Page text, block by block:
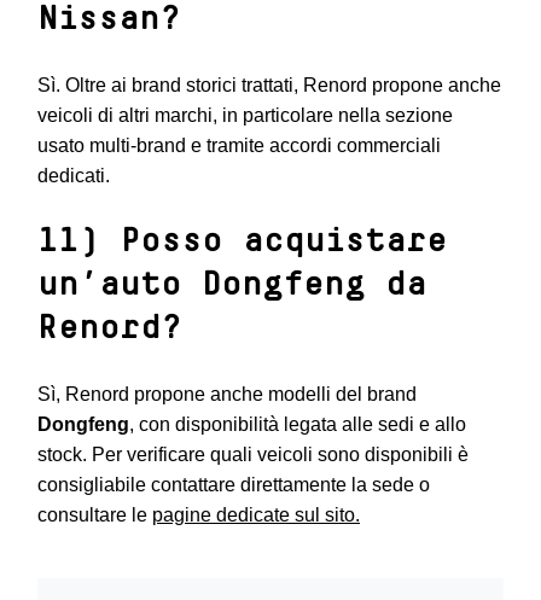
Nissan?
Sì. Oltre ai brand storici trattati, Renord propone anche
veicoli di altri marchi, in particolare nella sezione
usato multi-brand e tramite accordi commerciali
dedicati.
11) Posso acquistare
un’auto Dongfeng da
Renord?
Sì, Renord propone anche modelli del brand
Dongfeng, con disponibilità legata alle sedi e allo
stock. Per verificare quali veicoli sono disponibili è
consigliabile contattare direttamente la sede o
consultare le pagine dedicate sul sito.